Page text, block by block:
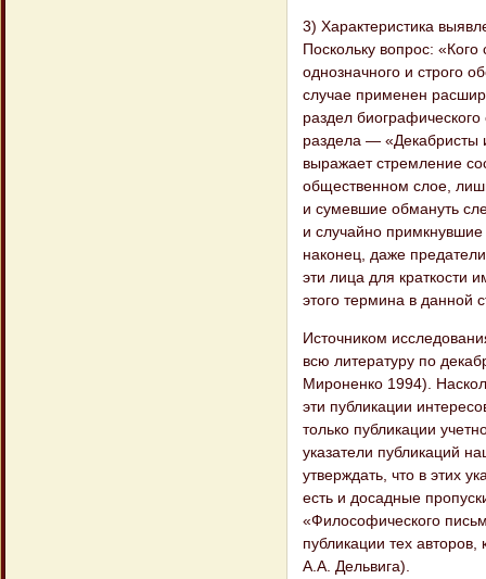
3) Характеристика
Поскольку вопрос:
однозначного и строго
случае применен
раздел
раздела — «Декабристы
выражает стремление
общественном слое,
и сумевшие обмануть
и случайно
наконец, даже
эти лица для краткости
этого термина в данной
Источником
всю литературу по
Мироненко 1994).
эти публикации
только публикации
указатели публикаций
утверждать, что в этих
есть и досадные
«Философического
публикации тех
А.А. Дельвига).